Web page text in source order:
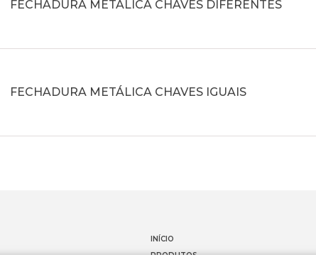
FECHADURA METÁLICA CHAVES DIFERENTES
FECHADURA METÁLICA CHAVES IGUAIS
INÍCIO
PRODUTOS